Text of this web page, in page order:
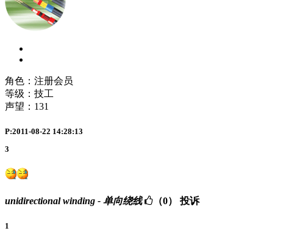
角色：注册会员
等级：技工
声望： 131
P:2011-08-22 14:28:13
3
unidirectional winding - 单向绕线 （0） 投诉
1